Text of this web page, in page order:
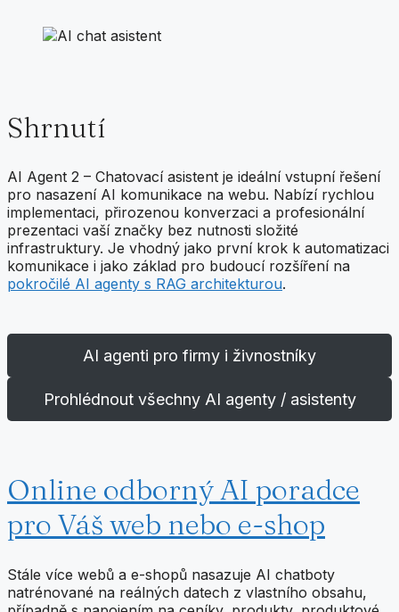
Shrnutí
AI Agent 2 – Chatovací asistent je ideální vstupní řešení
pro nasazení AI komunikace na webu. Nabízí rychlou
implementaci, přirozenou konverzaci a profesionální
prezentaci vaší značky bez nutnosti složité
infrastruktury. Je vhodný jako první krok k automatizaci
komunikace i jako základ pro budoucí rozšíření na
pokročilé AI agenty s RAG architekturou.
AI agenti pro firmy i živnostníky
Prohlédnout všechny AI agenty / asistenty
Online odborný AI poradce
pro Váš web nebo e-shop
Stále více webů a e-shopů nasazuje AI chatboty
natrénované na reálných datech z vlastního obsahu,